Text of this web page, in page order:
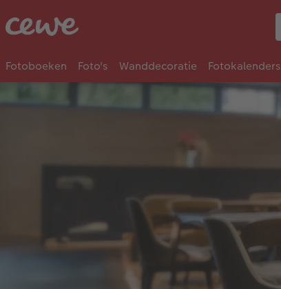
Fotoboeken Foto's Wanddecoratie Fotokalenders